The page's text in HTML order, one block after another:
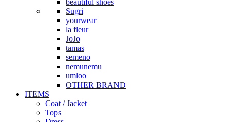
beautiful shoes
Sugri
yourwear
la fleur
JoJo
tamas
semeno
nemunemu
umloo
OTHER BRAND
ITEMS
Coat / Jacket
Tops